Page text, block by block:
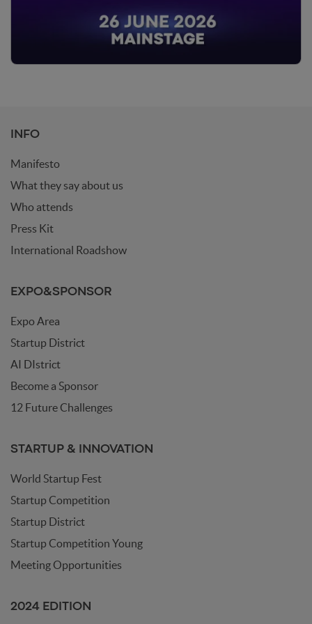
INFO
Manifesto
What they say about us
Who attends
Press Kit
International Roadshow
EXPO&SPONSOR
Expo Area
Startup District
AI DIstrict
Become a Sponsor
12 Future Challenges
STARTUP & INNOVATION
World Startup Fest
Startup Competition
Startup District
Startup Competition Young
Meeting Opportunities
2024 EDITION